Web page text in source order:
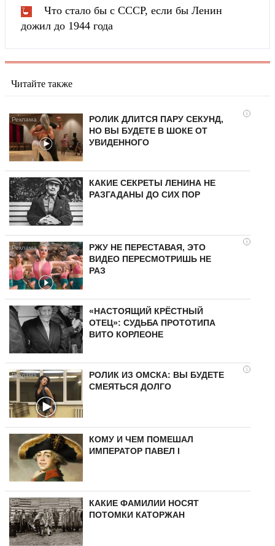
Что стало бы с СССР, если бы Ленин
дожил до 1944 года
Читайте также
i
РОЛИК ДЛИТСЯ ПАРУ СЕКУНД,
НО ВЫ БУДЕТЕ В ШОКЕ ОТ
УВИДЕННОГО
КАКИЕ СЕКРЕТЫ ЛЕНИНА НЕ
РАЗГАДАНЫ ДО СИХ ПОР
i
РЖУ НЕ ПЕРЕСТАВАЯ, ЭТО
ВИДЕО ПЕРЕСМОТРИШЬ НЕ
РАЗ
«НАСТОЯЩИЙ КРЁСТНЫЙ
ОТЕЦ»: СУДЬБА ПРОТОТИПА
ВИТО КОРЛЕОНЕ
i
РОЛИК ИЗ ОМСКА: ВЫ БУДЕТЕ
СМЕЯТЬСЯ ДОЛГО
КОМУ И ЧЕМ ПОМЕШАЛ
ИМПЕРАТОР ПАВЕЛ I
КАКИЕ ФАМИЛИИ НОСЯТ
ПОТОМКИ КАТОРЖАН